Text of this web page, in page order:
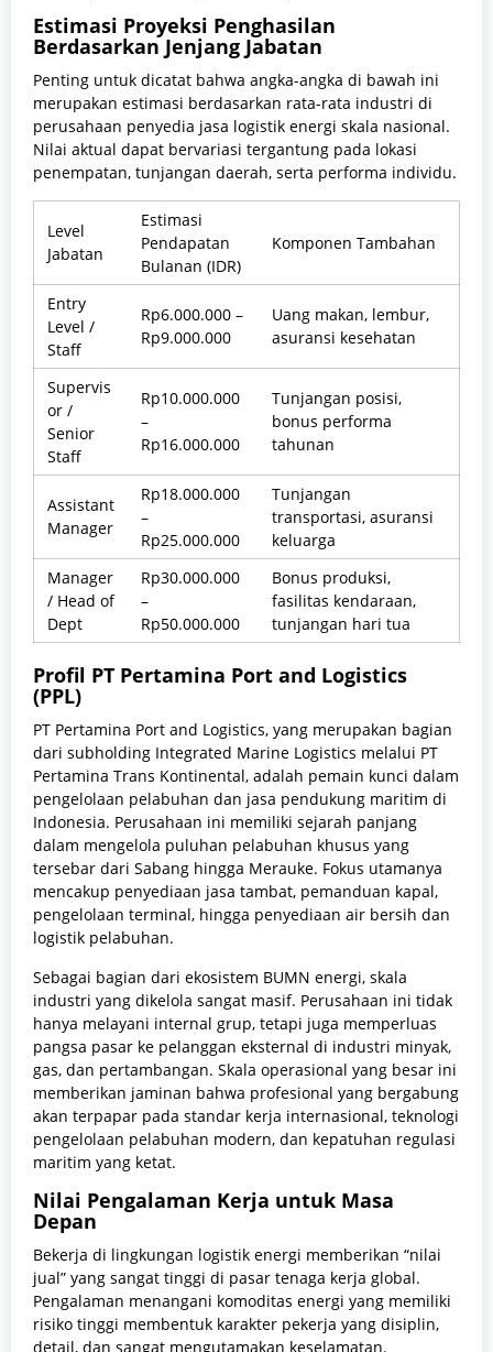
Estimasi Proyeksi Penghasilan
Berdasarkan Jenjang Jabatan
Penting untuk dicatat bahwa angka-angka di bawah ini
merupakan estimasi berdasarkan rata-rata industri di
perusahaan penyedia jasa logistik energi skala nasional.
Nilai aktual dapat bervariasi tergantung pada lokasi
penempatan, tunjangan daerah, serta performa individu.
Level
Jabatan
Estimasi
Pendapatan
Bulanan (IDR)
Komponen Tambahan
Entry
Level /
Staff
Rp6.000.000 –
Rp9.000.000
Uang makan, lembur,
asuransi kesehatan
Supervis
or /
Senior
Staff
Rp10.000.000
–
Rp16.000.000
Tunjangan posisi,
bonus performa
tahunan
Assistant
Manager
Rp18.000.000
–
Rp25.000.000
Tunjangan
transportasi, asuransi
keluarga
Manager
/ Head of
Dept
Rp30.000.000
–
Rp50.000.000
Bonus produksi,
fasilitas kendaraan,
tunjangan hari tua
Profil PT Pertamina Port and Logistics
(PPL)
PT Pertamina Port and Logistics, yang merupakan bagian
dari subholding Integrated Marine Logistics melalui PT
Pertamina Trans Kontinental, adalah pemain kunci dalam
pengelolaan pelabuhan dan jasa pendukung maritim di
Indonesia. Perusahaan ini memiliki sejarah panjang
dalam mengelola puluhan pelabuhan khusus yang
tersebar dari Sabang hingga Merauke. Fokus utamanya
mencakup penyediaan jasa tambat, pemanduan kapal,
pengelolaan terminal, hingga penyediaan air bersih dan
logistik pelabuhan.
Sebagai bagian dari ekosistem BUMN energi, skala
industri yang dikelola sangat masif. Perusahaan ini tidak
hanya melayani internal grup, tetapi juga memperluas
pangsa pasar ke pelanggan eksternal di industri minyak,
gas, dan pertambangan. Skala operasional yang besar ini
memberikan jaminan bahwa profesional yang bergabung
akan terpapar pada standar kerja internasional, teknologi
pengelolaan pelabuhan modern, dan kepatuhan regulasi
maritim yang ketat.
Nilai Pengalaman Kerja untuk Masa
Depan
Bekerja di lingkungan logistik energi memberikan “nilai
jual” yang sangat tinggi di pasar tenaga kerja global.
Pengalaman menangani komoditas energi yang memiliki
risiko tinggi membentuk karakter pekerja yang disiplin,
detail, dan sangat mengutamakan keselamatan.